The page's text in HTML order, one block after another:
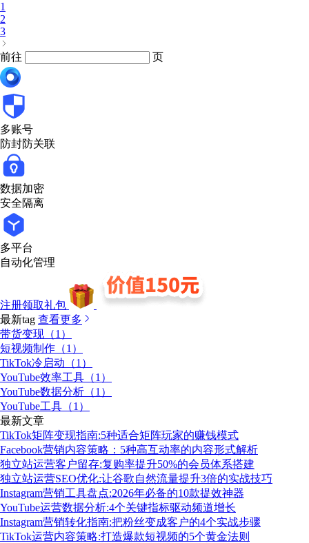
1
2
3
前往 页
多账号
防封防关联
数据加密
安全隔离
多平台
自动化管理
注册领取礼包
最新tag 查看更多
带货变现（1）
短视频制作（1）
TikTok冷启动（1）
YouTube效率工具（1）
YouTube数据分析（1）
YouTube工具（1）
最新文章
TikTok矩阵变现指南:5种适合矩阵玩家的赚钱模式
Facebook营销内容策略：5种高互动率的内容形式解析
独立站运营客户留存:复购率提升50%的会员体系搭建
独立站运营SEO优化:让谷歌自然流量提升3倍的实战技巧
Instagram营销工具盘点:2026年必备的10款提效神器
YouTube运营数据分析:4个关键指标驱动频道增长
Instagram营销转化指南:把粉丝变成客户的4个实战步骤
TikTok运营内容策略:打造爆款短视频的5个黄金法则